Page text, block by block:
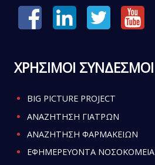
ΧΡΗΣΙΜΟΙ ΣΥΝΔΕΣΜΟΙ
BIG PICTURE PROJECT
ΑΝΑΖΗΤΗΣΗ ΓΙΑΤΡΩΝ
ΑΝΑΖΗΤΗΣΗ ΦΑΡΜΑΚΕΙΩΝ
ΕΦΗΜΕΡΕΥΟΝΤΑ ΝΟΣΟΚΟΜΕΙΑ